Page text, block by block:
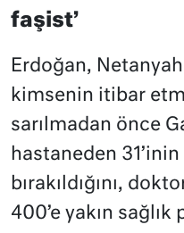
faşist’
Erdoğan,
kimsenin itibar
sarılmadan önce
hastaneden 31’inin
bırakıldığını,
400’e yakın